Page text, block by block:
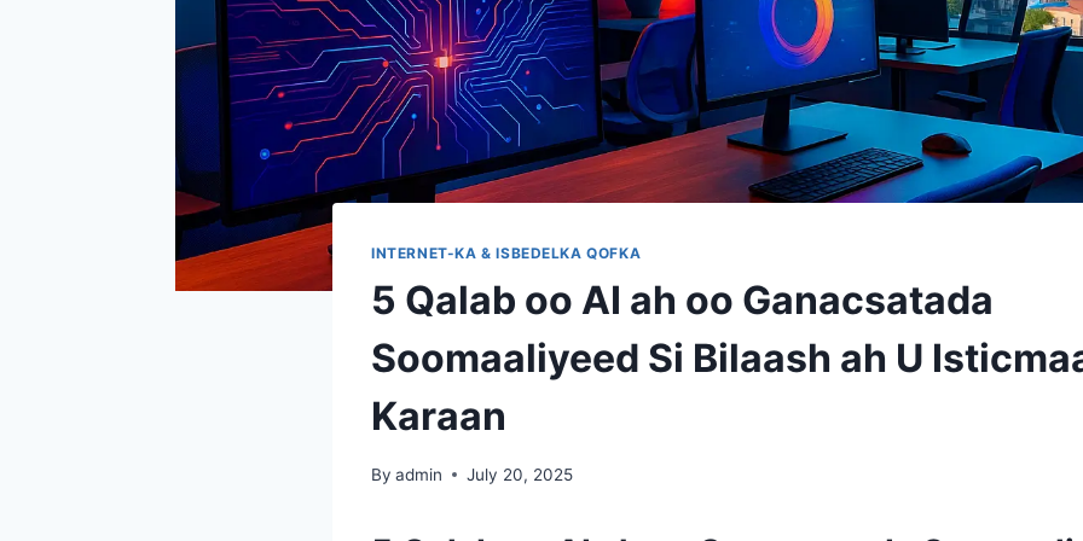
INTERNET-KA & ISBEDELKA QOFKA
5 Qalab oo AI ah oo Ganacsatada
Soomaaliyeed Si Bilaash ah U
Karaan
By admin July 20, 2025